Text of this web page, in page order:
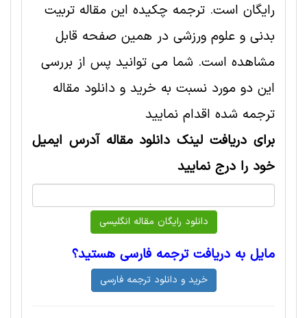
رایگان است. ترجمه چکیده این مقاله تربيت
بدنی و علوم ورزشی در همین صفحه قابل
مشاهده است. شما می توانید پس از بررسی
این دو مورد نسبت به خرید و دانلود مقاله
ترجمه شده اقدام نمایید
برای دریافت لینک دانلود مقاله آدرس ایمیل
خود را درج نمایید
مایل به دریافت ترجمه فارسی هستید؟